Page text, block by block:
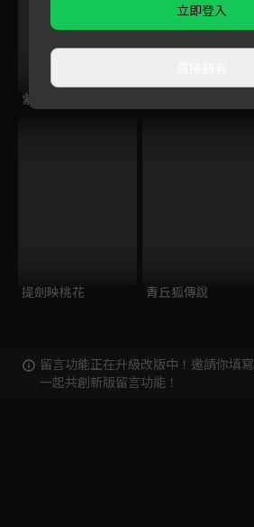
紫釵奇緣
提劍映桃花 青丘狐傳說
留言功能正在升級改版中！邀請你填寫
一起共創新版留言功能！
立即登入